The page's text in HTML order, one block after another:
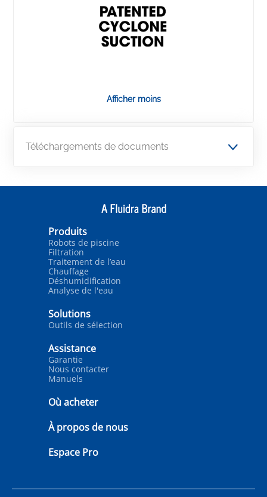
Afficher moins
Téléchargements de documents
Produits
Robots de piscine
Filtration
Traitement de l’eau
Chauffage
Déshumidification
Analyse de l'eau
Solutions
Outils de sélection
Assistance
Garantie
Nous contacter
Manuels
Où acheter
À propos de nous
Espace Pro